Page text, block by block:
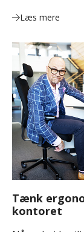
Læs mere
Tænk
kontoret